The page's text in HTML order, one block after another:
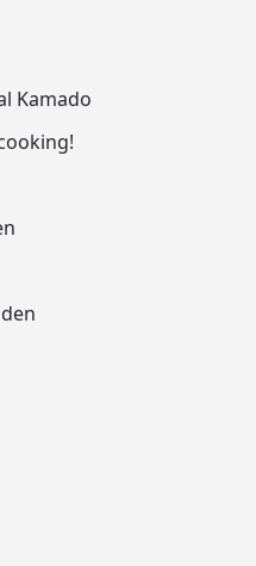
Kamado